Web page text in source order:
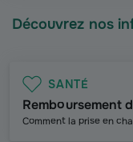
Découvrez nos
SANTÉ
Remboursement
Comment la prise en